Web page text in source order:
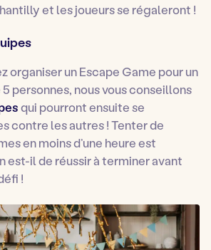
et les joueurs se régaleront !
organiser un Escape Game pour un
personnes, nous vous conseillons
qui pourront ensuite se
contre les autres ! Tenter de
en moins d’une heure est
est-il de réussir à terminer avant
!